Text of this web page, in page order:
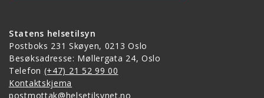
Statens helsetilsyn
Postboks 231 Skøyen, 0213 Oslo
Besøksadresse: Møllergata 24, Oslo
Telefon (+47) 21 52 99 00
Kontaktskjema
postmottak@helsetilsynet.no